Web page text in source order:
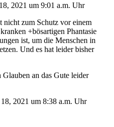
2021 um 9:01 a.m. Uhr
nicht zum Schutz vor einem
+bösartigen Phantasie
ist, um die Menschen in
Und es hat leider bisher
an das Gute leider
2021 um 8:38 a.m. Uhr